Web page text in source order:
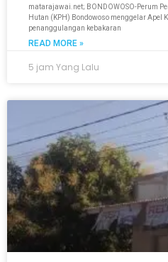
matarajawai.net; BONDOWOSO-Perum
Hutan (KPH) Bondowoso menggelar
penanggulangan kebakaran
READ MORE »
5 jam Yang Lalu